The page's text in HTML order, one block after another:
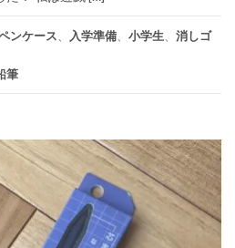
ンケース、 入学準備、 小学生、 消しゴ
筆